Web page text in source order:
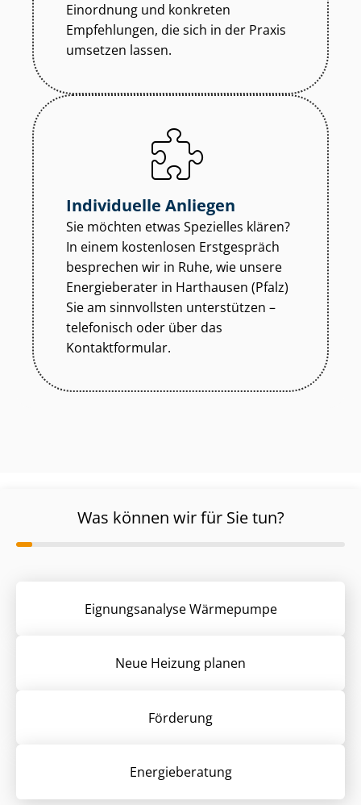
Einordnung und konkreten
Empfehlungen, die sich in der Praxis
umsetzen lassen.
Individuelle Anliegen
Sie möchten etwas Spezielles klären?
In einem kostenlosen Erstgespräch
besprechen wir in Ruhe, wie unsere
Energieberater in Harthausen (Pfalz)
Sie am sinnvollsten unterstützen –
telefonisch oder über das
Kontaktformular.
Was können wir für Sie tun?
Eignungsanalyse Wärmepumpe
Neue Heizung planen
Förderung
Energieberatung